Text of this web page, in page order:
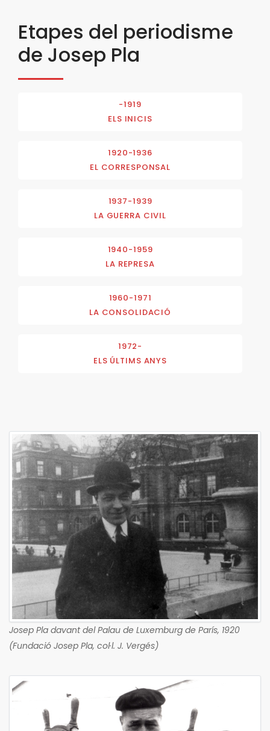
Etapes del periodisme
de Josep Pla
-1919
ELS INICIS
1920-1936
EL CORRESPONSAL
1937-1939
LA GUERRA CIVIL
1940-1959
LA REPRESA
1960-1971
LA CONSOLIDACIÓ
1972-
ELS ÚLTIMS ANYS
Josep Pla davant del Palau de Luxemburg de París, 1920
(Fundació Josep Pla, col·l. J. Vergés)